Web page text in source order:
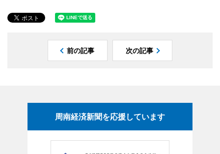
前の記事 次の記事
周南経済新聞を応援しています